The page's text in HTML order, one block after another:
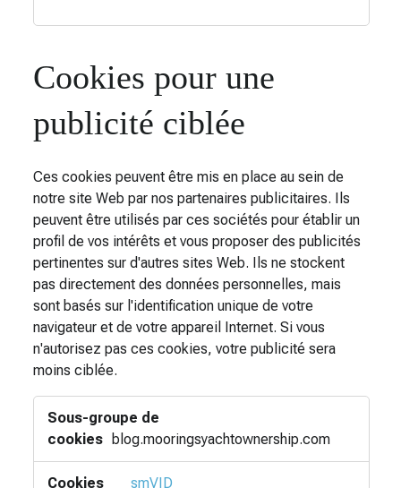
Cookies pour une
publicité ciblée
Ces cookies peuvent être mis en place au sein de
notre site Web par nos partenaires publicitaires. Ils
peuvent être utilisés par ces sociétés pour établir un
profil de vos intérêts et vous proposer des publicités
pertinentes sur d'autres sites Web. Ils ne stockent
pas directement des données personnelles, mais
sont basés sur l'identification unique de votre
navigateur et de votre appareil Internet. Si vous
n'autorisez pas ces cookies, votre publicité sera
moins ciblée.
Cookies
pour
une
blog.mooringsyachtownership.com
__smVID